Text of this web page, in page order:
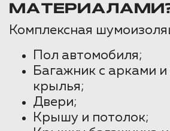
Комплексная
Пол автомобиля;
Багажник с арками и
крылья;
Двери;
Крышу и потолок;